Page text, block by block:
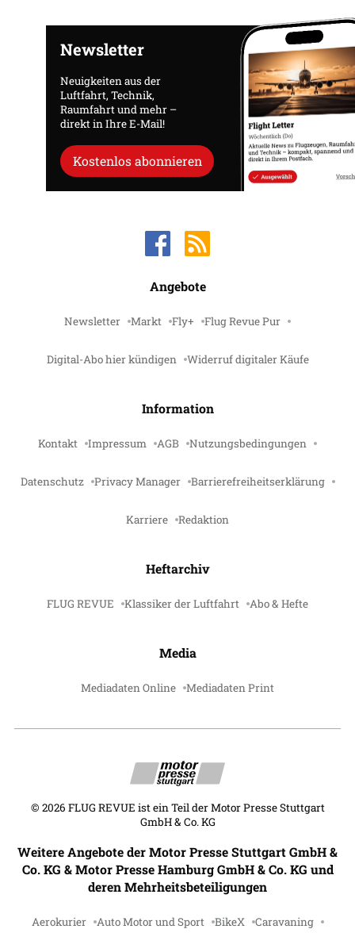
Newsletter
Neuigkeiten aus der
Luftfahrt, Technik,
Raumfahrt und mehr –
direkt in Ihre E-Mail!
Kostenlos abonnieren
Angebote
Newsletter Markt Fly+ Flug Revue Pur
Digital-Abo hier kündigen Widerruf digitaler Käufe
Information
Kontakt Impressum AGB Nutzungsbedingungen
Datenschutz Privacy Manager Barrierefreiheitserklärung
Karriere Redaktion
Heftarchiv
FLUG REVUE Klassiker der Luftfahrt Abo & Hefte
Media
Mediadaten Online Mediadaten Print
© 2026 FLUG REVUE ist ein Teil der Motor Presse Stuttgart
GmbH & Co. KG
Weitere Angebote der Motor Presse Stuttgart GmbH &
Co. KG & Motor Presse Hamburg GmbH & Co. KG und
deren Mehrheitsbeteiligungen
Aerokurier Auto Motor und Sport BikeX Caravaning